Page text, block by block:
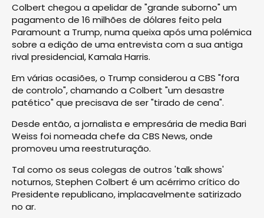
Colbert chegou a apelidar de "grande suborno" um
pagamento de 16 milhões de dólares feito pela
Paramount a Trump, numa queixa após uma polémica
sobre a edição de uma entrevista com a sua antiga
rival presidencial, Kamala Harris.
Em várias ocasiões, o Trump considerou a CBS "fora
de controlo", chamando a Colbert "um desastre
patético" que precisava de ser "tirado de cena".
Desde então, a jornalista e empresária de media Bari
Weiss foi nomeada chefe da CBS News, onde
promoveu uma reestruturação.
Tal como os seus colegas de outros 'talk shows'
noturnos, Stephen Colbert é um acérrimo crítico do
Presidente republicano, implacavelmente satirizado
no ar.